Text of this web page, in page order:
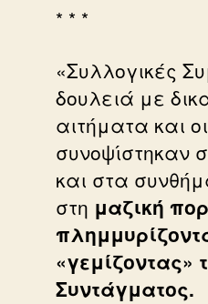
* * *
«Συλλογικές
δουλειά με
αιτήματα και
συνοψίστηκαν
και στα
στη μαζική
«γεμίζοντας»
Συντάγματος.